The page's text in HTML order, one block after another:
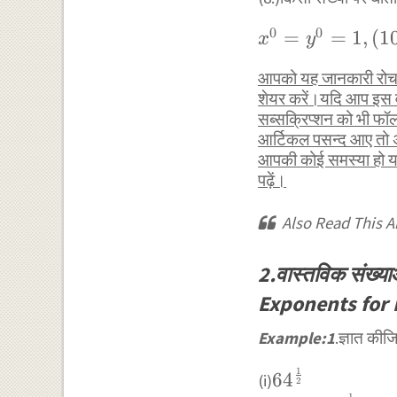
{b^{m}}
(1255)^{0}=1
x0 = y0 = 1, (
आपको यह जानकारी
शेयर करें।यदि आप इस
सब्सक्रिप्शन को भी
आर्टिकल पसन्द आए तो
आपकी कोई समस्या हो
पढ़ें।
Also Read This
2.वास्तविक
Exponents for
Example:1.ज्ञात
(i)64^{\frac{1}
64 2
1